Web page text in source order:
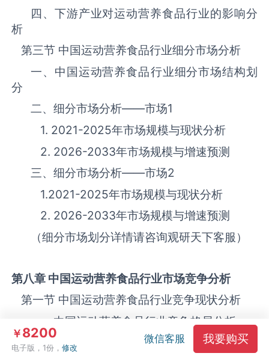
四、下游产业对运动营养食品‌‌‌行业的影响分
析
第三节 中国运动营养食品‌‌‌行业细分市场分析
一、中国运动营养食品‌‌‌行业细分市场结构划
分
二、细分市场分析——市场1
1. 2021-2025年市场规模与现状分析
2. 2026-2033年市场规模与增速预测
三、细分市场分析——市场2
1.2021-2025年市场规模与现状分析
2. 2026-2033年市场规模与增速预测
（细分市场划分详情请咨询观研天下客服）
第八章 中国运动营养食品行业市场竞争分析
第一节 中国运动营养食品‌‌‌行业竞争现状分析
一、中国运动营养食品‌‌‌行业竞争格局分析
二、中国运动营养食品‌‌‌行业主要品牌分析
￥8200
电子版，1份，修改
微信客服 我要购买